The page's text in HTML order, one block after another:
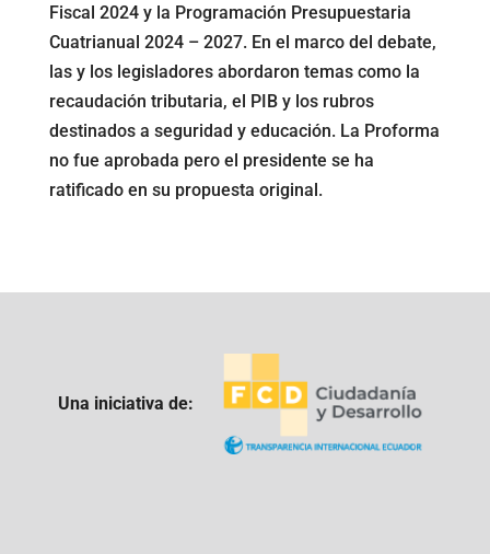
Fiscal 2024 y la Programación Presupuestaria
Cuatrianual 2024 – 2027. En el marco del debate,
las y los legisladores abordaron temas como la
recaudación tributaria, el PIB y los rubros
destinados a seguridad y educación. La Proforma
no fue aprobada pero el presidente se ha
ratificado en su propuesta original.
Una iniciativa de: